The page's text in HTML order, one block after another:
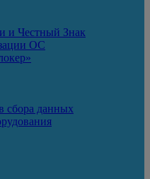
и Честный Знак
ОС
сбора данных